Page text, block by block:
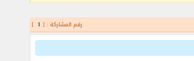
رقم المشاركة : [ 1
]